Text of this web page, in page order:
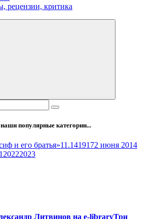
рецензии, критика
популярные категории...
и его братья»11.1419172 июня 2014
20222023
Литвинов на e-libraryТри